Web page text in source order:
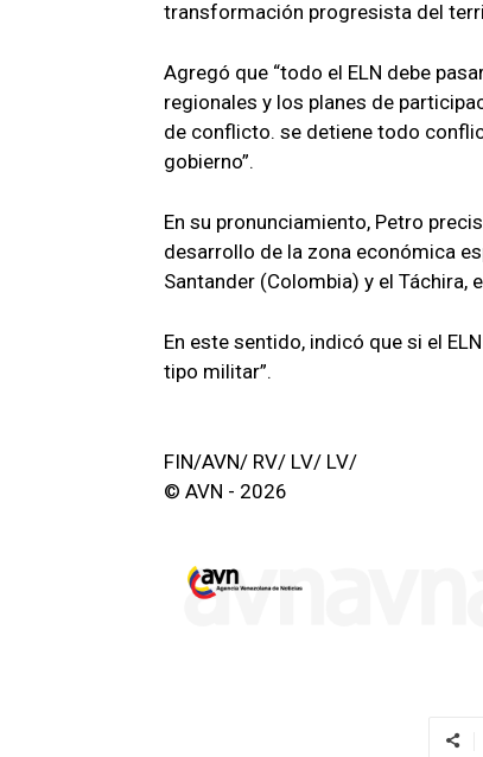
transformación progresista del
Agregó que “todo el ELN debe
regionales y los planes de
de conflicto. se detiene todo
gobierno”.
En su pronunciamiento, Petro
desarrollo de la zona económica
Santander (Colombia) y el Táchira,
En este sentido, indicó que si el
tipo militar”.
FIN/AVN/ RV/ LV/ LV/
© AVN - 2026